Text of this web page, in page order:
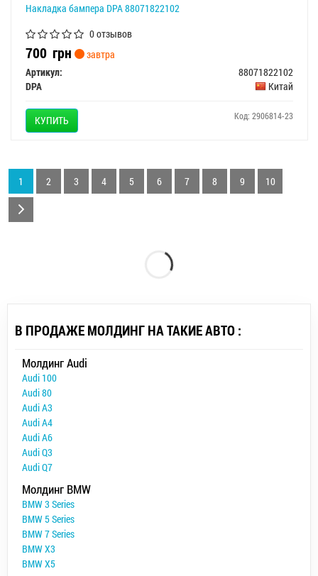
Накладка бампера DPA 88071822102
0 отзывов
700 грн
завтра
Артикул:
88071822102
DPA
Китай
КУПИТЬ Код: 2906814-23
1 2 3 4 5 6 7 8 9 10
В ПРОДАЖЕ МОЛДИНГ НА ТАКИЕ АВТО :
Молдинг Audi
Audi 100
Audi 80
Audi A3
Audi A4
Audi A6
Audi Q3
Audi Q7
Молдинг BMW
BMW 3 Series
BMW 5 Series
BMW 7 Series
BMW X3
BMW X5